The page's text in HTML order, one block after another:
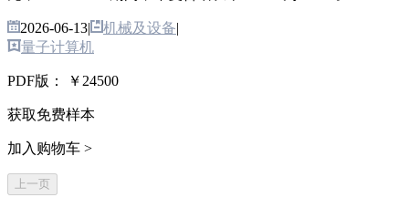
2026-06-13| 机械及设备|
量子计算机
PDF版： ￥24500
获取免费样本
加入购物车 >
上一页